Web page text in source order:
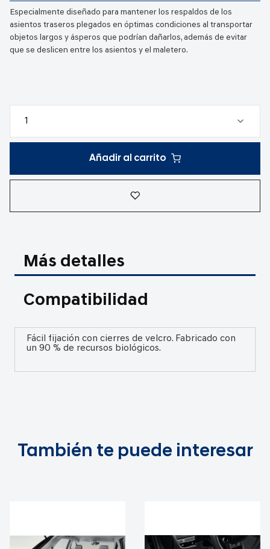
Especialmente diseñado para mantener los respaldos de los
asientos traseros plegados en óptimas condiciones al transportar
objetos largos y ásperos que podrían dañarlos, además de evitar
que se deslicen entre los asientos y el maletero.
Añadir al carrito
Más detalles
Compatibilidad
Fácil fijación con cierres de velcro. Fabricado con
un 90 % de recursos biológicos.
También te puede interesar